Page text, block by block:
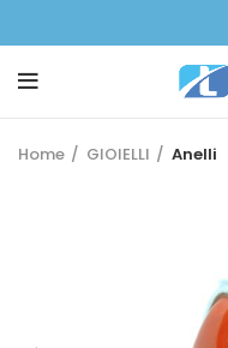
Home GIOIELLI Anelli